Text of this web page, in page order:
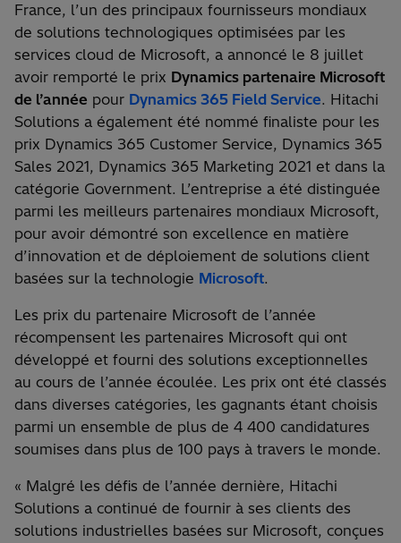
France, l’un des principaux fournisseurs mondiaux
de solutions technologiques optimisées par les
services cloud de Microsoft, a annoncé le 8 juillet
avoir remporté le prix Dynamics partenaire Microsoft
de l’année pour Dynamics 365 Field Service. Hitachi
Solutions a également été nommé finaliste pour les
prix Dynamics 365 Customer Service, Dynamics 365
Sales 2021, Dynamics 365 Marketing 2021 et dans la
catégorie Government. L’entreprise a été distinguée
parmi les meilleurs partenaires mondiaux Microsoft,
pour avoir démontré son excellence en matière
d’innovation et de déploiement de solutions client
basées sur la technologie Microsoft.
Les prix du partenaire Microsoft de l’année
récompensent les partenaires Microsoft qui ont
développé et fourni des solutions exceptionnelles
au cours de l’année écoulée. Les prix ont été classés
dans diverses catégories, les gagnants étant choisis
parmi un ensemble de plus de 4 400 candidatures
soumises dans plus de 100 pays à travers le monde.
« Malgré les défis de l’année dernière, Hitachi
Solutions a continué de fournir à ses clients des
solutions industrielles basées sur Microsoft, conçues